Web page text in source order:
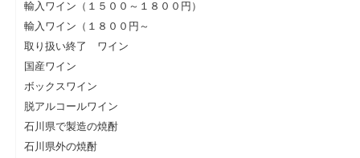
輸入ワイン（１５００～１８００円）
輸入ワイン（１８００円～
取り扱い終了 ワイン
国産ワイン
ボックスワイン
脱アルコールワイン
石川県で製造の焼酎
石川県外の焼酎